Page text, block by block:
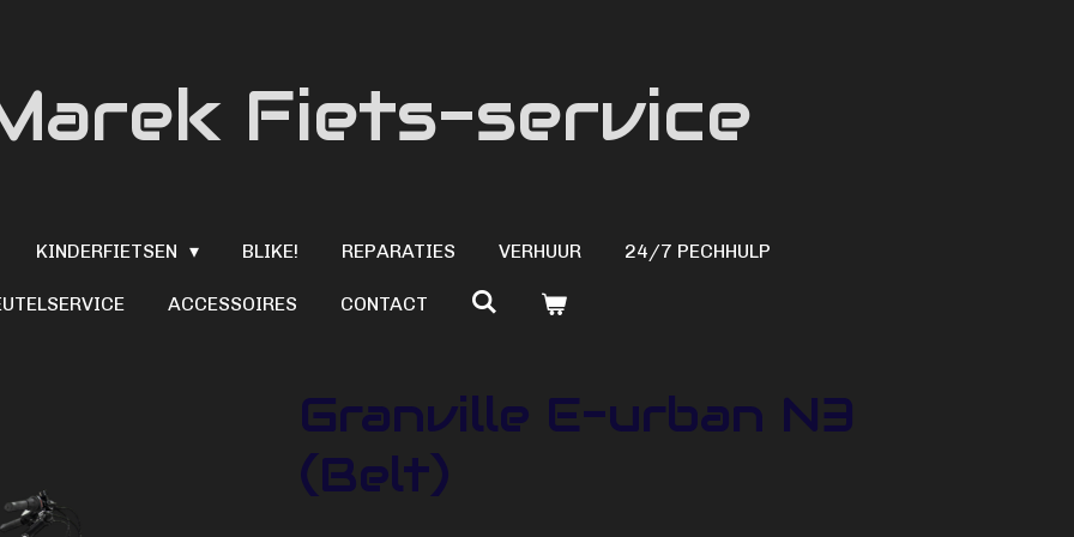
Fiets-service
KINDERFIETSEN BLIKE! REPARATIES VERHUUR 24/7 PECHHULP
ACCESSOIRES CONTACT
Granville E-urban N3
(Belt)